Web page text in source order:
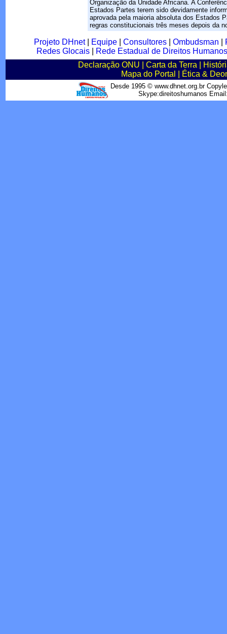
Organização da Unidade Africana. A
Estados Partes terem sido devidamente
aprovada pela maioria absoluta dos Estados
regras constitucionais três meses depois da
Projeto DHnet| Equipe| Consultores| Ombudsman
Redes Glocais|
Rede Estadual de Direitos
Declaração ONU
Carta da Terra
Mapa do Portal
Ética &
Desde 1995 © www.dhnet.org.br
Skype:direitoshumanos